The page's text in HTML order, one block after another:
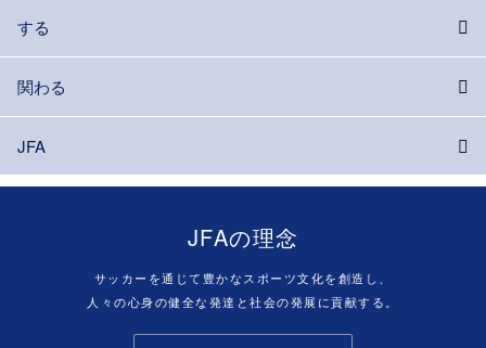
する
関わる
JFA
JFAの理念
サッカーを通じて豊かなスポーツ文化を創造し、
人々の心身の健全な発達と社会の発展に貢献する。